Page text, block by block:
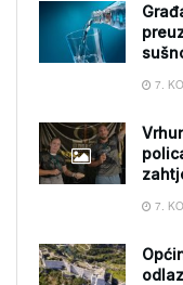
7.
7.